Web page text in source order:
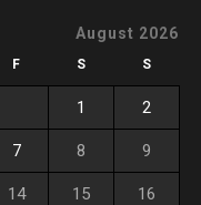
August 2026
F S S
1 2
7 8 9
14 15 16